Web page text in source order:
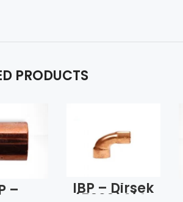
PRODUCTS
– IBP – Dirsek